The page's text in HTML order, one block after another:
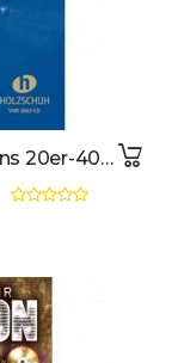
Holzschuh Verlag Schlager & Chansons 20er-40er Akkordeon, Kolz mit MP3 CD